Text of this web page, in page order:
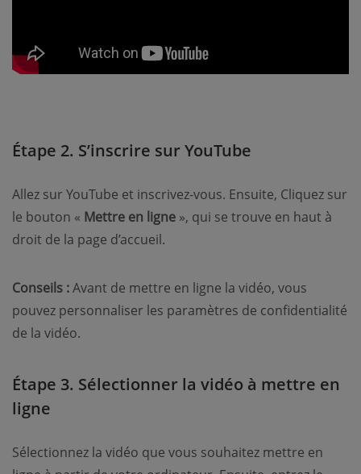
Étape 2. S’inscrire sur YouTube
Allez sur YouTube et inscrivez-vous. Ensuite, Cliquez sur
le bouton « Mettre en ligne », qui se trouve en haut à
droit de la page d’accueil.
Conseils :Avant de mettre en ligne la vidéo, vous
pouvez personnaliser les paramètres de confidentialité
de la vidéo.
Étape 3. Sélectionner la vidéo à mettre en
ligne
Sélectionnez la vidéo que vous souhaitez mettre en